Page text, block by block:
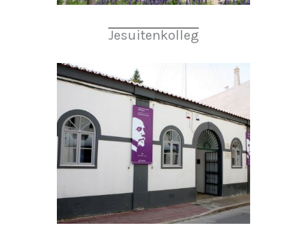
Jesuitenkolleg